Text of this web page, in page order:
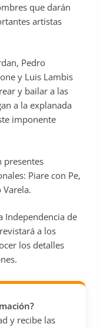
que darán
artistas
Pedro
y Luis Lambis
y bailar a las
a la explanada
imponente
presentes
Piare con Pe,
Varela.
Independencia de
a los
los detalles
y recibe las